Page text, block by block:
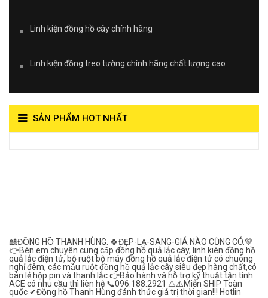
Linh kiện đồng hồ cây chính hãng
Linh kiện đồng treo tường chính hãng chất lượng cao
SẢN PHẨM HOT NHẤT
🎎ĐỒNG HỒ THANH HÙNG. 🍀ĐẸP-LẠ-SANG-GIÁ NÀO CŨNG CÓ.💚
👉Bên em chuyên cung cấp đồng hồ quả lắc cây, linh kiên đồng hồ
quả lắc điện tử, bộ ruột bộ máy đồng hồ quả lắc điện tử có chuông
nghỉ đêm, các mẫu ruột đồng hồ quả lắc cây siêu đẹp hàng chất,có
bán lẻ hộp pin và thanh lắc 👉Bảo hành và hỗ trợ kỹ thuật tận tình.
ACE có nhu cầu thì liên hệ 📞096.188.2921 ⚠️⚠️Miễn SHIP Toàn
quốc ✔Đồng hồ Thanh Hùng đánh thức giá trị thời gian!!! Hotlin